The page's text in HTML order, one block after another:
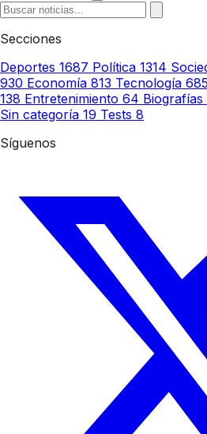
Secciones
Deportes 1687 Política 1314
930 Economía 813 Tecnología 685
138 Entretenimiento 64 Biografías
Sin categoría 19 Tests 8
Síguenos